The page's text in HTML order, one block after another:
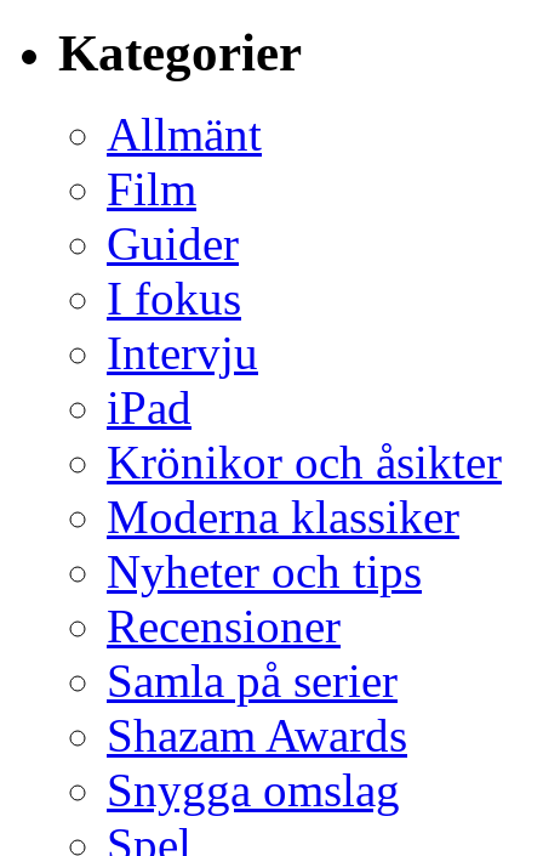
Kategorier
Allmänt
Film
Guider
I fokus
Intervju
iPad
Krönikor och åsikter
Moderna klassiker
Nyheter och tips
Recensioner
Samla på serier
Shazam Awards
Snygga omslag
Spel